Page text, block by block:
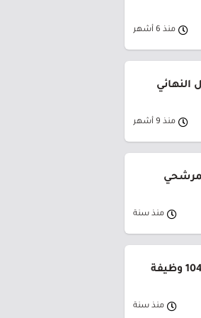
منذ 6 أشهر
النهائي
منذ 9 أشهر
منذ سنة
وزارة التعليم تعلن الترشيح النهائي لـ 10494 وظيفة
منذ سنة